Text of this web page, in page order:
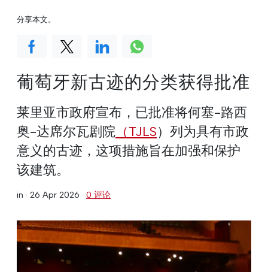
葡萄牙新古迹的分类获得批准
莱里亚市政府宣布，已批准将何塞-路西
奥-达席尔瓦剧院 （TJLS）列为具有市政
意义的古迹，这项措施旨在加强和保护
该建筑。
in · 26 Apr 2026 · 0 评论
分享本文。